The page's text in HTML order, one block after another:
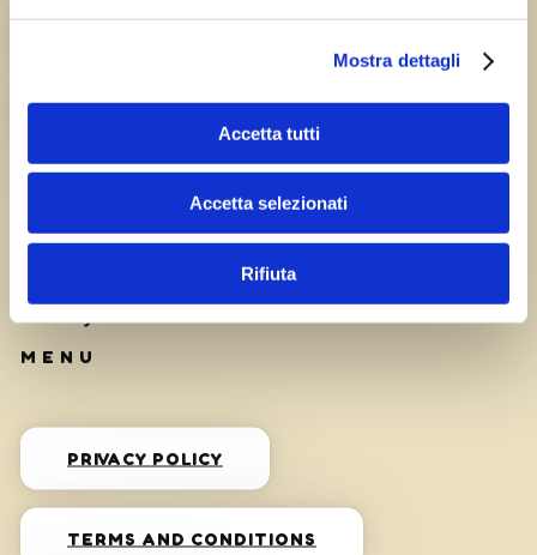
Mostra dettagli
Accetta tutti
Accetta selezionati
Rifiuta
PRIVACY POLICY
TERMS AND CONDITIONS